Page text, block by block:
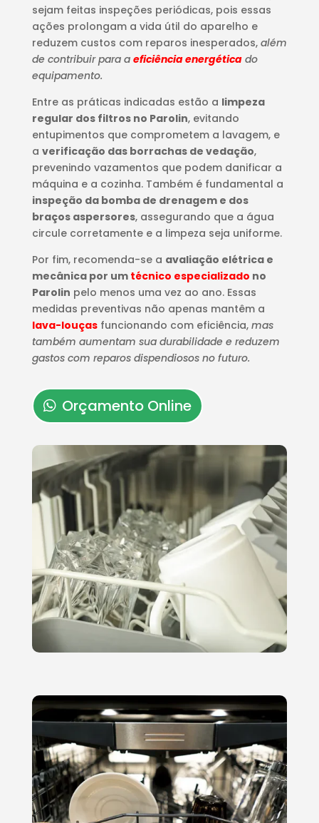
sejam feitas inspeções periódicas, pois essas
ações prolongam a vida útil do aparelho e
reduzem custos com reparos inesperados, além
de contribuir para a eficiência energéticado
equipamento.
Entre as práticas indicadas estão a limpeza
regular dos filtros no Parolin, evitando
entupimentos que comprometem a lavagem, e
a verificação das borrachas de vedação,
prevenindo vazamentos que podem danificar a
máquina e a cozinha. Também é fundamental a
inspeção da bomba de drenagem e dos
braços aspersores, assegurando que a água
circule corretamente e a limpeza seja uniforme.
Por fim, recomenda-se a avaliação elétrica e
mecânica por um técnico especializado no
Parolin pelo menos uma vez ao ano. Essas
medidas preventivas não apenas mantêm a
lava-louçasfuncionando com eficiência, mas
também aumentam sua durabilidade e reduzem
gastos com reparos dispendiosos no futuro.
Orçamento Online